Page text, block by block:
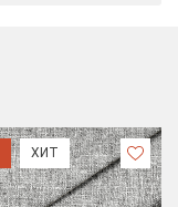
ХИТ